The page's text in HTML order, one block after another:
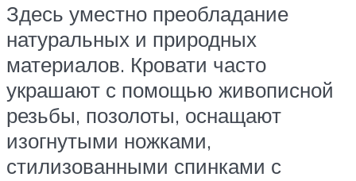
Здесь уместно преобладание
натуральных и природных
материалов. Кровати часто
украшают с помощью живописной
резьбы, позолоты, оснащают
изогнутыми ножками,
стилизованными спинками с